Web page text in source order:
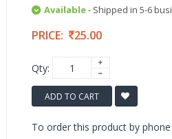
Available- Shipped in 5-6
PRICE: 25.00
Qty:
ADD TO CART
To order this product by phone